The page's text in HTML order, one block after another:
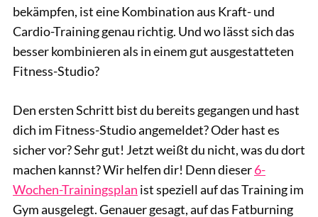
bekämpfen, ist eine Kombination aus Kraft- und
Cardio-Training genau richtig. Und wo lässt sich das
besser kombinieren als in einem gut ausgestatteten
Fitness-Studio?
Den ersten Schritt bist du bereits gegangen und hast
dich im Fitness-Studio angemeldet? Oder hast es
sicher vor? Sehr gut! Jetzt weißt du nicht, was du dort
machen kannst? Wir helfen dir! Denn dieser6-
Wochen-Trainingsplan ist speziell auf das Training im
Gym ausgelegt. Genauer gesagt, auf das Fatburning